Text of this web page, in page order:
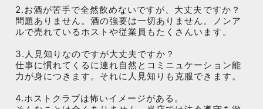
2.お酒が苦手で全然飲めないですが、大丈夫ですか？
問題ありません。酒の強要は一切ありません。ノンア
ルで売れているホストや従業員もたくさんいます。
3.人見知りなのですが大丈夫ですか？
仕事に慣れてくるに連れ自然とコミニュケーション能
力が身につきます。それに人見知りも克服できます。
4.ホストクラブは怖いイメージがある。